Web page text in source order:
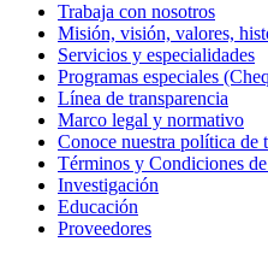
Trabaja con nosotros
Misión, visión, valores,
Servicios y especialidades
Programas especiales
Línea de transparencia
Marco legal y normativo
Conoce nuestra política de
Términos y Condiciones
Investigación
Educación
Proveedores